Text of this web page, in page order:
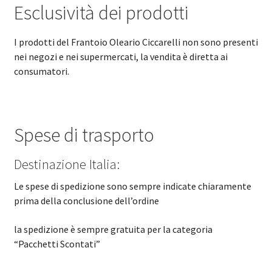
Esclusività dei prodotti
I prodotti del Frantoio Oleario Ciccarelli non sono presenti
nei negozi e nei supermercati, la vendita è diretta ai
consumatori.
Spese di trasporto
Destinazione Italia:
Le spese di spedizione sono sempre indicate chiaramente
prima della conclusione dell’ordine
la spedizione è sempre gratuita per la categoria
“Pacchetti Scontati”